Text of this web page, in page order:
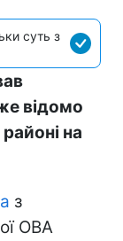
суть з
відомо
на
з
ОВА